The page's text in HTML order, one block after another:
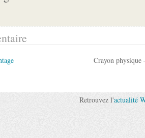
Crayon physique
Retrouvez l'actualité